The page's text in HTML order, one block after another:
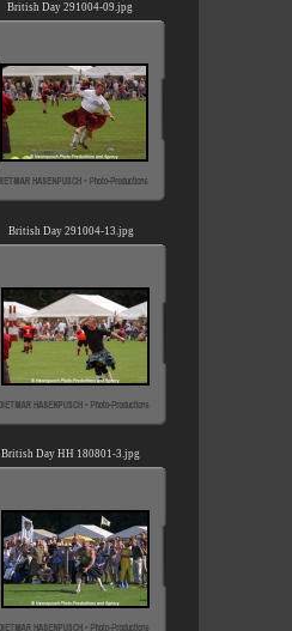
British Day 291004-09.jpg
British Day 291004-13.jpg
British Day HH 180801-3.jpg